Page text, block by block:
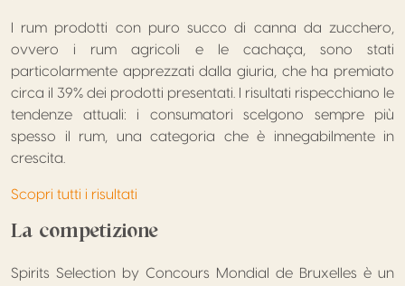
I rum prodotti con puro succo di canna da zucchero,
ovvero i rum agricoli e le cachaça, sono stati
particolarmente apprezzati dalla giuria, che ha premiato
circa il 39% dei prodotti presentati. I risultati rispecchiano le
tendenze attuali: i consumatori scelgono sempre più
spesso il rum, una categoria che è innegabilmente in
crescita.
Scopri tutti i risultati
La competizione
Spirits Selection by Concours Mondial de Bruxelles è un